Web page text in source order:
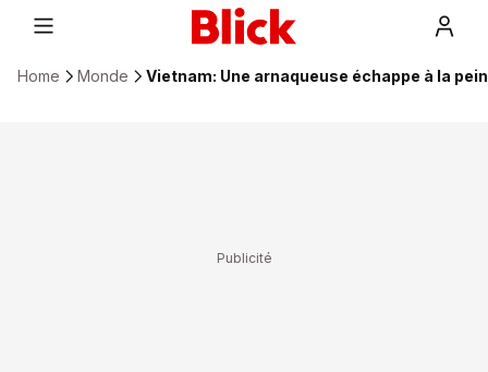
Home Monde Vietnam: Une arnaqueuse échappe à la